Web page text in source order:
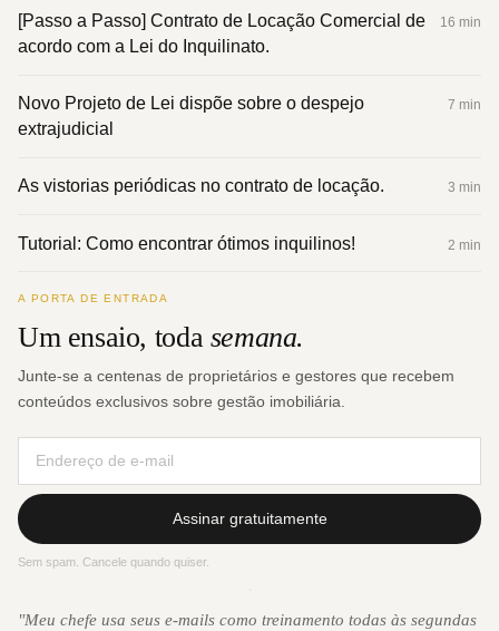
[Passo­ a ­Passo] Contrato de Locação Comercial de
acordo com a Lei do Inquilinato.
16 min
Novo Projeto de Lei dispõe sobre o despejo
extrajudicial
7 min
As vistorias periódicas no contrato de locação. 3 min
Tutorial: Como encontrar ótimos inquilinos! 2 min
A PORTA DE ENTRADA
Um ensaio, toda semana.
Junte-se a centenas de proprietários e gestores que recebem
conteúdos exclusivos sobre gestão imobiliária.
Assinar gratuitamente
Sem spam. Cancele quando quiser.
"Meu chefe usa seus e-mails como treinamento todas às segundas